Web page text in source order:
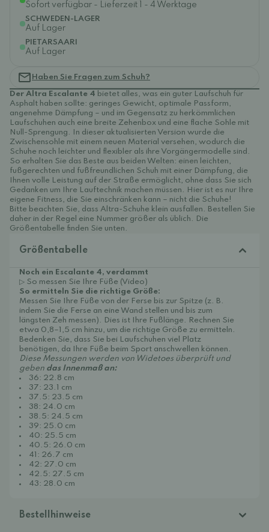
Sofort verfügbar - Lieferzeit 1 - 4 Werktage
SCHWEDEN-LAGER
Auf Lager
PIETARSAARI
Auf Lager
Haben Sie Fragen zum Schuh?
Der Altra Escalante 4 bietet alles, was ein guter Laufschuh für
Asphalt haben sollte: geringes Gewicht, optimale Passform,
angenehme Dämpfung – und im Gegensatz zu herkömmlichen
Laufschuhen auch eine breite Zehenbox und eine flache Sohle mit
Null-Sprengung. In dieser aktualisierten Version wurde die
Zwischensohle mit einem neuen Material versehen, wodurch die
Schuhe noch leichter und flexibler als ihre Vorgängermodelle sind.
So erhalten Sie das Beste aus beiden Welten: einen leichten,
fußgerechten und fußfreundlichen Schuh mit einer Dämpfung, die
Ihnen volle Leistung auf der Straße ermöglicht, ohne dass Sie sich
Gedanken um Ihre Lauftechnik machen müssen. Hier ist es nur Ihre
eigene Fitness, die Sie einschränken kann – nicht die Schuhe!
Bitte beachten Sie, dass Altra-Schuhe klein ausfallen. Bestellen Sie
daher in der Regel eine Nummer größer als üblich. Die
Größentabelle finden Sie unten.
Größentabelle
Noch ein Escalante 4, verdammt
▷ So messen Sie Ihre Füße (Video)
So ermitteln Sie die richtige Größe:
Messen Sie Ihre Füße von der Ferse bis zur Spitze (z. B.
indem Sie die Ferse an eine Wand stellen und bis zum
längsten Zeh messen). Dies ist Ihre Fußlänge. Rechnen Sie
etwa 0,8–1,5 cm hinzu, um die richtige Größe zu ermitteln.
Bedenken Sie, dass Sie bei Laufschuhen viel Platz
benötigen, da Ihre Füße beim Sport anschwellen können.
Diese Messungen werden von Widetoes überprüft und
geben das Innenmaß an:
36: 22.8 cm
37: 23.1 cm
37.5: 23.5 cm
38: 24.0 cm
38.5: 24.5 cm
39: 25.0 cm
40: 25.5 cm
40.5: 26.0 cm
41: 26.7 cm
42: 27.0 cm
42.5: 27.5 cm
43: 28.0 cm
Bestellhinweise